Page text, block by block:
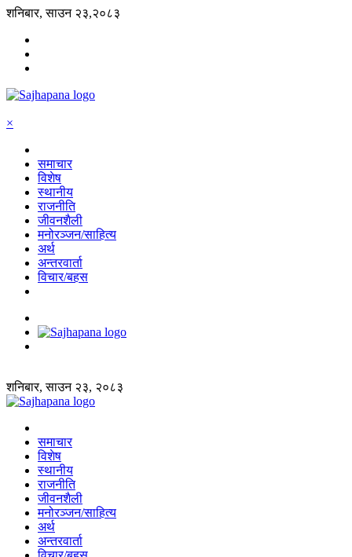
शनिबार, साउन २३,२०८३
×
समाचार
विशेष
स्थानीय
राजनीति
जीवनशैली
मनोरञ्जन/साहित्य
अर्थ
अन्तरवार्ता
विचार/बहस
शनिबार, साउन २३, २०८३
समाचार
विशेष
स्थानीय
राजनीति
जीवनशैली
मनोरञ्जन/साहित्य
अर्थ
अन्तरवार्ता